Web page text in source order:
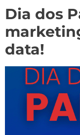
Dia dos
data!